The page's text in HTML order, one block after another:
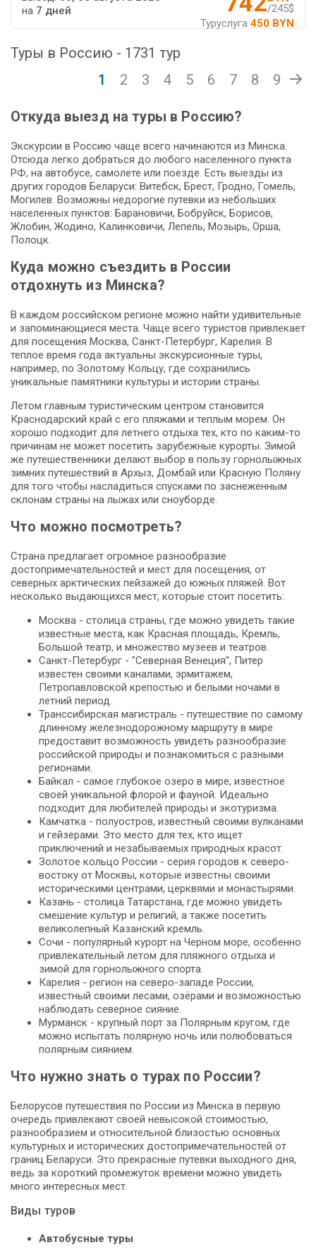
/245$
Туруслуга 450 BYN
на 7 дней
Туры в Россию - 1731 тур
1
2 3 4 5 6 7 8 9
Откуда выезд на туры в Россию?
Экскурсии в Россию чаще всего начинаются из Минска.
Отсюда легко добраться до любого населенного пункта
РФ, на автобусе, самолете или поезде. Есть выезды из
других городов Беларуси: Витебск, Брест, Гродно, Гомель,
Могилев. Возможны недорогие путевки из небольших
населенных пунктов: Барановичи, Бобруйск, Борисов,
Жлобин, Жодино, Калинковичи, Лепель, Мозырь, Орша,
Полоцк.
Куда можно съездить в России
отдохнуть из Минска?
В каждом российском регионе можно найти удивительные
и запоминающиеся места. Чаще всего туристов привлекает
для посещения Москва, Санкт-Петербург, Карелия. В
теплое время года актуальны экскурсионные туры,
например, по Золотому Кольцу, где сохранились
уникальные памятники культуры и истории страны.
Летом главным туристическим центром становится
Краснодарский край с его пляжами и теплым морем. Он
хорошо подходит для летнего отдыха тех, кто по каким-то
причинам не может посетить зарубежные курорты. Зимой
же путешественники делают выбор в пользу горнолыжных
зимних путешествий в Архыз, Домбай или Красную Поляну
для того чтобы насладиться спусками по заснеженным
склонам страны на лыжах или сноуборде.
Что можно посмотреть?
Страна предлагает огромное разнообразие
достопримечательностей и мест для посещения, от
северных арктических пейзажей до южных пляжей. Вот
несколько выдающихся мест, которые стоит посетить:
Москва - столица страны, где можно увидеть такие
известные места, как Красная площадь, Кремль,
Большой театр, и множество музеев и театров.
Санкт-Петербург - "Северная Венеция", Питер
известен своими каналами, эрмитажем,
Петропавловской крепостью и белыми ночами в
летний период.
Транссибирская магистраль - путешествие по самому
длинному железнодорожному маршруту в мире
предоставит возможность увидеть разнообразие
российской природы и познакомиться с разными
регионами.
Байкал - самое глубокое озеро в мире, известное
своей уникальной флорой и фауной. Идеально
подходит для любителей природы и экотуризма.
Камчатка - полуостров, известный своими вулканами
и гейзерами. Это место для тех, кто ищет
приключений и незабываемых природных красот.
Золотое кольцо России - серия городов к северо-
востоку от Москвы, которые известны своими
историческими центрами, церквями и монастырями.
Казань - столица Татарстана, где можно увидеть
смешение культур и религий, а также посетить
великолепный Казанский кремль.
Сочи - популярный курорт на Черном море, особенно
привлекательный летом для пляжного отдыха и
зимой для горнолыжного спорта.
Карелия - регион на северо-западе России,
известный своими лесами, озёрами и возможностью
наблюдать северное сияние.
Мурманск - крупный порт за Полярным кругом, где
можно испытать полярную ночь или полюбоваться
полярным сиянием.
Что нужно знать о турах по России?
Белорусов путешествия по России из Минска в первую
очередь привлекают своей невысокой стоимостью,
разнообразием и относительной близостью основных
культурных и исторических достопримечательностей от
границ Беларуси. Это прекрасные путевки выходного дня,
ведь за короткий промежуток времени можно увидеть
много интересных мест.
Виды туров
Автобусные туры